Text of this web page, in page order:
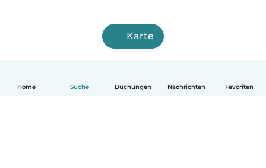
Home Suche Buchungen Nachrichten Favoriten
Karte